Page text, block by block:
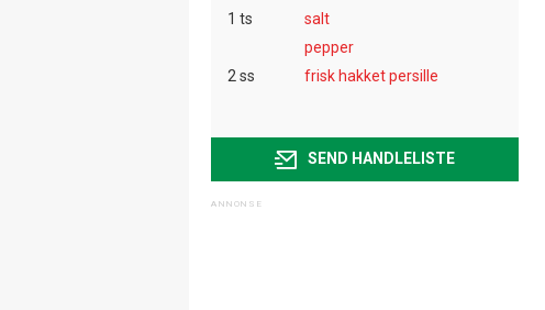
1 ts
salt
pepper
2 ss
frisk hakket persille
SEND HANDLELISTE